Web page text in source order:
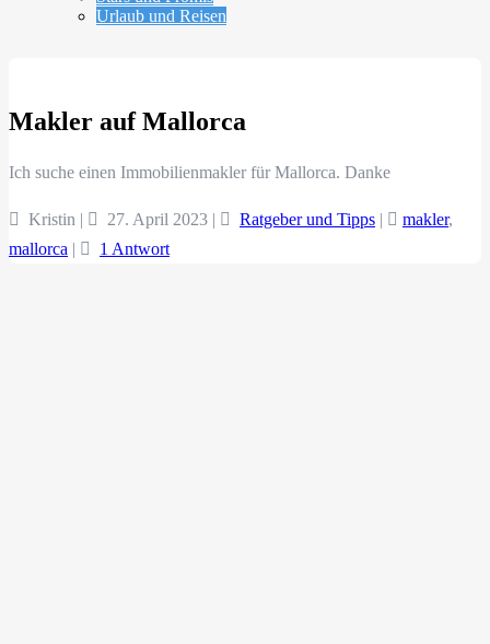
Urlaub und Reisen
Makler auf Mallorca
Ich suche einen Immobilienmakler für Mallorca. Danke
Kristin | 27. April 2023 | Ratgeber und Tipps | makler,
mallorca | 1 Antwort